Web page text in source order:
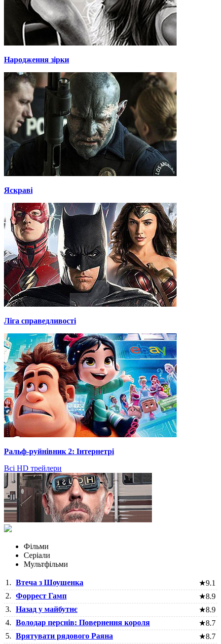
Народження зірки
Яскраві
Ліга справедливості
Ральф-руйнівник 2: Інтернетрі
Всі HD трейлери
Фільми
Серіали
Мультфільми
1. Втеча з Шоушенка ★9.1
2. Форрест Гамп ★8.9
3. Назад у майбутнє ★8.9
4. Володар перснів: Повернення короля ★8.7
5. Врятувати рядового Раяна ★8.7